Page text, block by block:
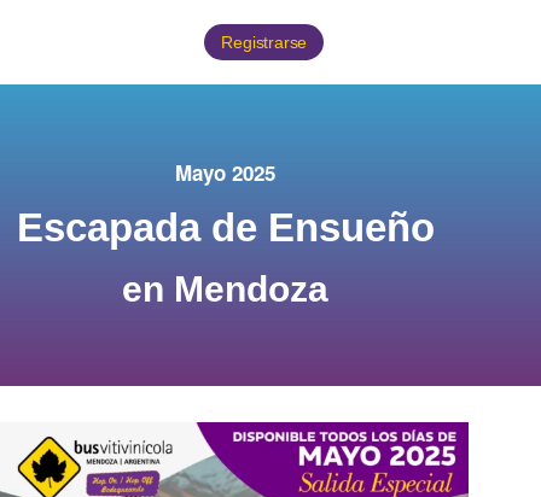
Registrarse
Mayo 2025
Escapada de Ensueño
en Mendoza